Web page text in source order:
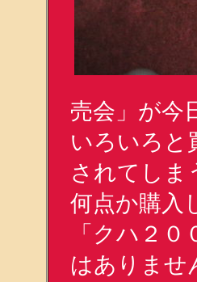
売会」が今
いろいろと
されてしま
何点か購入
「クハ２
はありませ